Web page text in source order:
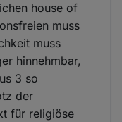
house of
muss
muss
hinnehmbar,
3 so
der
für religiöse